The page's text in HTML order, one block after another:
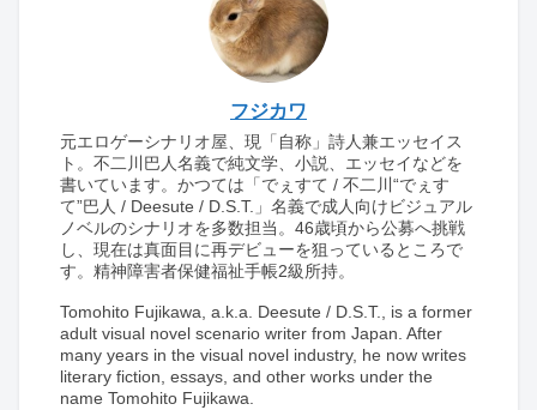
フジカワ
元エロゲーシナリオ屋、現「自称」詩人兼エッセイス
ト。不二川巴人名義で純文学、小説、エッセイなどを
書いています。かつては「でぇすて / 不二川“でぇす
て”巴人 / Deesute / D.S.T.」名義で成人向けビジュアル
ノベルのシナリオを多数担当。46歳頃から公募へ挑戦
し、現在は真面目に再デビューを狙っているところで
す。精神障害者保健福祉手帳2級所持。
Tomohito Fujikawa, a.k.a. Deesute / D.S.T., is a former
adult visual novel scenario writer from Japan. After
many years in the visual novel industry, he now writes
literary fiction, essays, and other works under the
name Tomohito Fujikawa.